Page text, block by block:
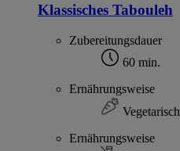
Klassisches Tabouleh
Zubereitungsdauer
60 min.
Ernährungsweise
Vegetarisch
Ernährungsweise